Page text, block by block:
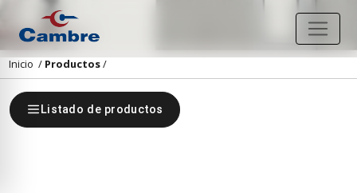
Inicio / Productos/
Listado de productos